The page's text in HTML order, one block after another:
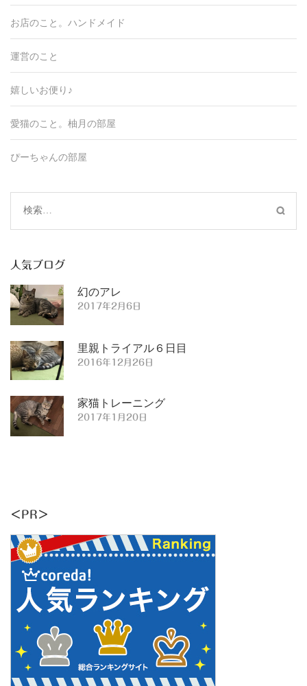
お店のこと。 ハンドメイド
運営のこと
嬉しいお便り♪
愛猫のこと。 柚月の部屋
ぴーちゃんの部屋
検
人気ブログ
幻のアレ
2017年2月6日
里親トライアル６日目
2016年12月26日
家猫トレーニング
2017年1月20日
＜PR＞